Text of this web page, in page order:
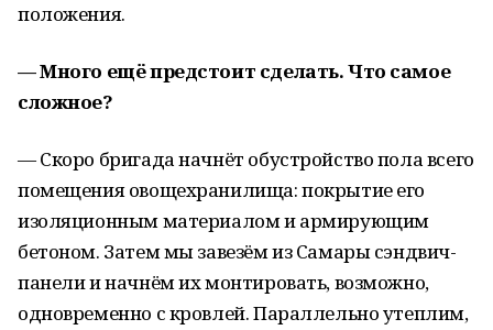
положения.
— Много ещё предстоит сделать. Что самое
сложное?
— Скоро бригада начнёт обустройство пола всего
помещения овощехранилища: покрытие его
изоляционным материалом и армирующим
бетоном. Затем мы завезём из Самары сэндвич-
панели и начнём их монтировать, возможно,
одновременно с кровлей. Параллельно утеплим,